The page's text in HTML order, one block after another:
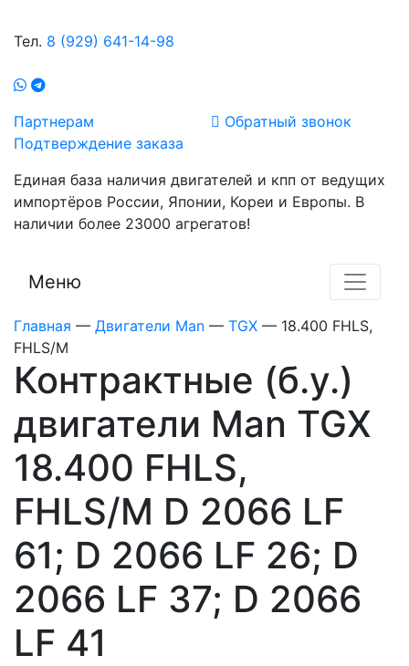
Тел. 8 (929) 641-14-98
Партнерам
Подтверждение заказа
Обратный звонок
Единая база наличия двигателей и кпп от ведущих
импортёров России, Японии, Кореи и Европы. В
наличии более 23000 агрегатов!
Меню
Главная — Двигатели Man — TGX — 18.400 FHLS,
FHLS/M
Контрактные (б.у.)
двигатели Man TGX
18.400 FHLS,
FHLS/M D 2066 LF
61; D 2066 LF 26; D
2066 LF 37; D 2066
LF 41